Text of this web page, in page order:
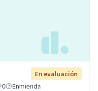
En evaluación
0 Enmienda